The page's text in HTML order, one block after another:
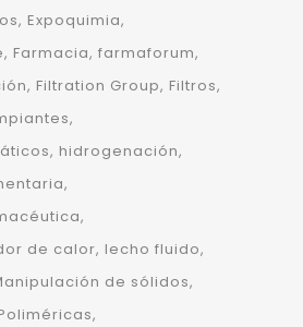
Expoquimia
Farmacia farmaforum
Filtration Group Filtros
hidrogenación
de calor lecho fluido
de sólidos